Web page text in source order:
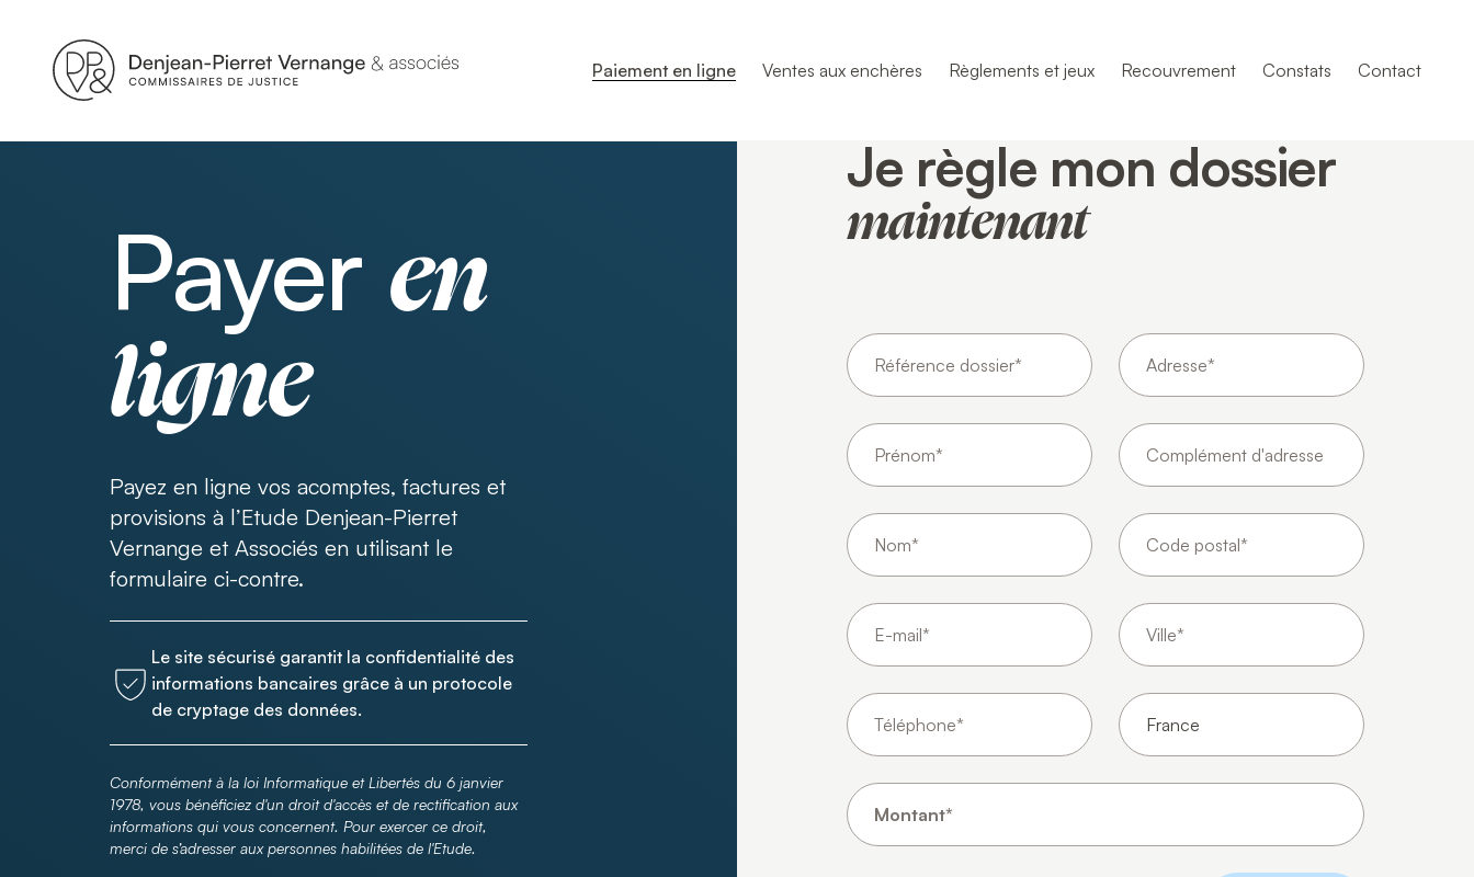
Paiement en ligne Ventes aux enchères Règlements et jeux Recouvrement Constats Contact
Payer en
ligne
Payez en ligne vos acomptes, factures et
provisions à l’Etude Denjean-Pierret
Vernange et Associés en utilisant le
formulaire ci-contre.
Le site sécurisé garantit la confidentialité des
informations bancaires grâce à un protocole
de cryptage des données.
Conformément à la loi Informatique et Libertés du 6 janvier
1978, vous bénéficiez d'un droit d'accès et de rectification aux
informations qui vous concernent. Pour exercer ce droit,
merci de s’adresser aux personnes habilitées de l'Etude.
Je règle mon dossier
maintenant